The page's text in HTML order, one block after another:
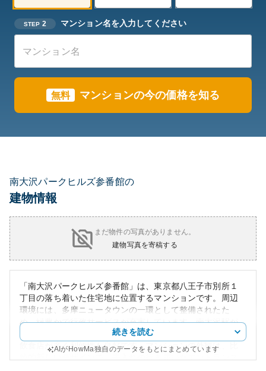
STEP 2 マンション名を入力してください
無料 マンションの今の価格を知る
南大沢パークヒルズ参番館の
建物情報
まだ物件の写真がありません。
建物写真を寄稿する
「南大沢パークヒルズ参番館」は、東京都八王子市別所１
丁目の落ち着いた住宅地に位置するマンションです。周辺
環境には、多摩ニュータウンの一環として整備されたた
め、緑豊かで行政サービスが充実しています。南大沢駅が
最寄り駅になっており、駅周辺にはショッピングモールや
飲食店が多く利便性も良好です。マンションの外観は、比
続きを読む
AIがHowMa独自のデータをもとにまとめています